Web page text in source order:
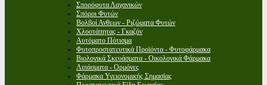
Σπορόφυτα Λαχανικών
Σπόροι Φυτών
Βολβοί Ανθεων - Ριζώματα Φυτών
Χλοοτάπητας - Γκαζόν
Αυτόματο Πότισμα
Φυτοπροστατευτικά Προϊόντα - Φυτοφάρμακα
Βιολογικά Σκευάσματα - Οικολογικά Φάρμακα
Λιπάσματα - Ορμόνες
Φάρμακα Υγειονομικής Σημασίας